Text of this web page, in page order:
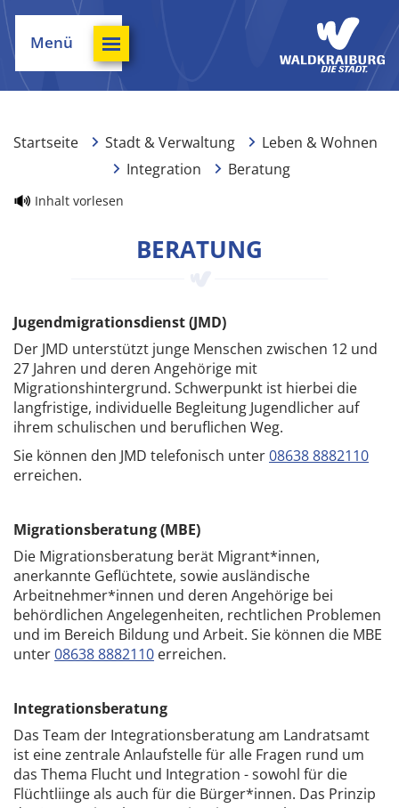
Menü
Startseite Stadt & Verwaltung
Leben & Wohnen
Integration
Beratung
Inhalt vorlesen
BERATUNG
Jugendmigrationsdienst (JMD)
Der JMD unterstützt junge Menschen zwischen 12 und
27 Jahren und deren Angehörige mit
Migrationshintergrund. Schwerpunkt ist hierbei die
langfristige, individuelle Begleitung Jugendlicher auf
ihrem schulischen und beruflichen Weg.
Sie können den JMD telefonisch unter08638 8882110
erreichen.
Migrationsberatung (MBE)
Die Migrationsberatung berät Migrant*innen,
anerkannte Geflüchtete, sowie ausländische
Arbeitnehmer*innen und deren Angehörige bei
behördlichen Angelegenheiten, rechtlichen Problemen
und im Bereich Bildung und Arbeit. Sie können die MBE
unter08638 8882110 erreichen.
Integrationsberatung
Das Team der Integrationsberatung am Landratsamt
ist eine zentrale Anlaufstelle für alle Fragen rund um
das Thema Flucht und Integration - sowohl für die
Flüchtliinge als auch für die Bürger*innen. Das Prinzip